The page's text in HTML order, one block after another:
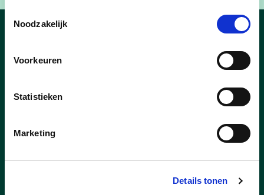
Toestemmingsselectie
Noodzakelijk
Voorkeuren
Statistieken
Marketing
Details tonen
Nieuws